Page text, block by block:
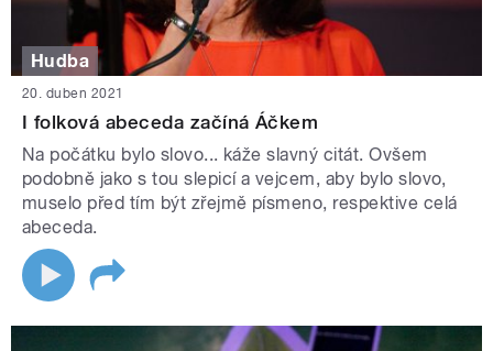
Hudba
20. duben 2021
I folková abeceda začíná Áčkem
Na počátku bylo slovo... káže slavný citát. Ovšem
podobně jako s tou slepicí a vejcem, aby bylo slovo,
muselo před tím být zřejmě písmeno, respektive celá
abeceda.